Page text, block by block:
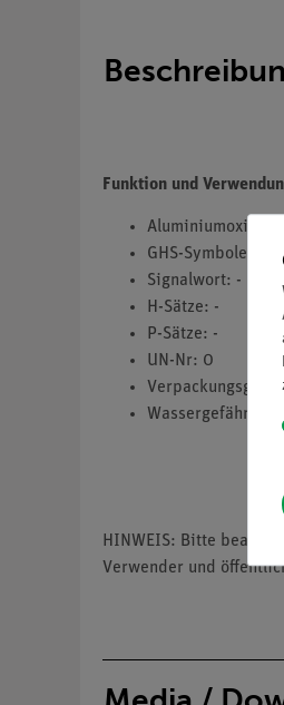
Funktion und
Aluminiumoxid,
GHS-Symbole(s): -
Signalwort: -
H-Sätze: -
P-Sätze: -
UN-Nr: 0
HINWEIS: Bitte
Verwender und